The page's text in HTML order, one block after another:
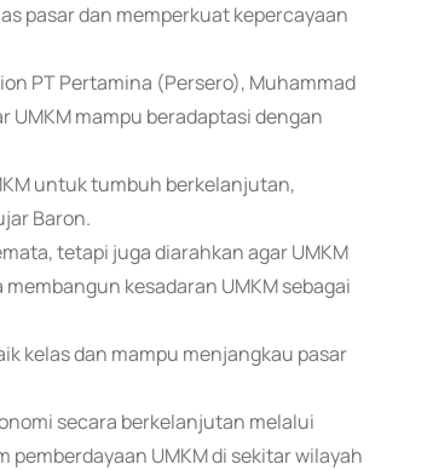
pasar dan memperkuat kepercayaan
PT Pertamina (Persero), Muhammad
mampu beradaptasi dengan
untuk tumbuh berkelanjutan,
Baron.
tetapi juga diarahkan agar UMKM
kesadaran UMKM sebagai
kelas dan mampu menjangkau pasar
secara berkelanjutan melalui
pemberdayaan UMKM di sekitar wilayah